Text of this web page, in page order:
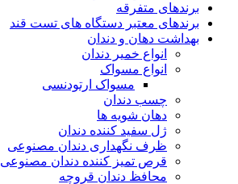
برندهای متفرقه
برندهای معتبر دستگاه های تست قند
بهداشت دهان و دندان
انواع خمیر دندان
انواع مسواک
مسواک ارتودنسی
چسب دندان
دهان شویه ها
ژل سفید کننده دندان
ظرف نگهداری دندان مصنوعی
قرص تمیز کننده دندان مصنوعی
محافظ دندان قروچه